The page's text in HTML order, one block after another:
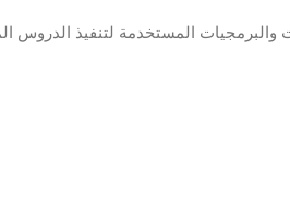
المستخدمة لتنفيذ الدروس